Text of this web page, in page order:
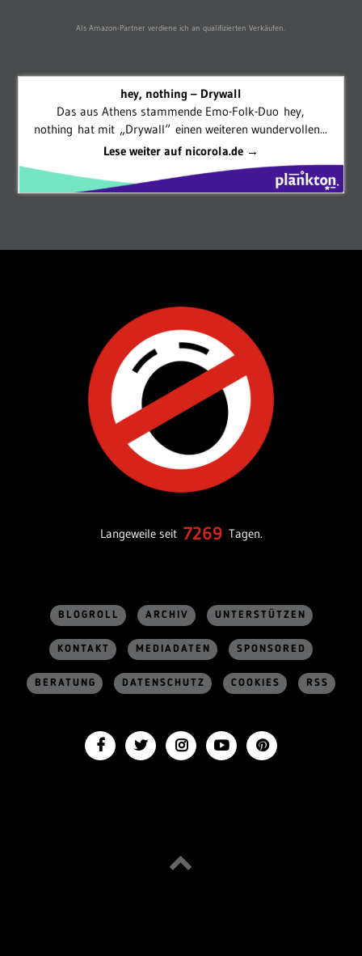
Als Amazon-Partner verdiene ich an qualifizierten Verkäufen.
hey, nothing – Drywall
Das aus Athens stammende Emo-Folk-Duo hey,
nothing hat mit „Drywall“ einen weiteren wundervollen...
Lese weiter auf nicorola.de →
Langeweile seit 7269 Tagen.
BLOGROLL ARCHIV UNTERSTÜTZEN
KONTAKT MEDIADATEN SPONSORED
BERATUNG DATENSCHUTZ COOKIES RSS